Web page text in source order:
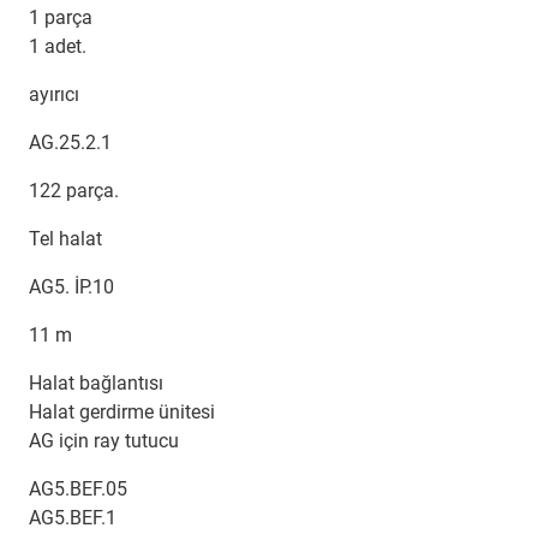
1 parça
1 adet.
ayırıcı
AG.25.2.1
122 parça.
Tel halat
AG5. İP.10
11 m
Halat bağlantısı
Halat gerdirme ünitesi
AG için ray tutucu
AG5.BEF.05
AG5.BEF.1